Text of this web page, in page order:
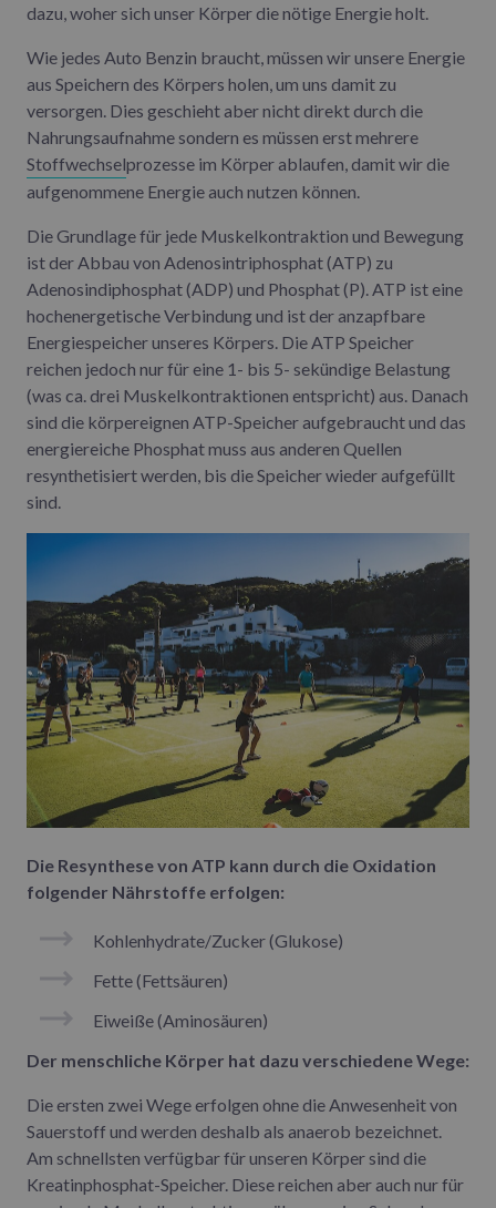
dazu, woher sich unser Körper die nötige Energie holt.
Wie jedes Auto Benzin braucht, müssen wir unsere Energie
aus Speichern des Körpers holen, um uns damit zu
versorgen. Dies geschieht aber nicht direkt durch die
Nahrungsaufnahme sondern es müssen erst mehrere
Stoffwechselprozesse im Körper ablaufen, damit wir die
aufgenommene Energie auch nutzen können.
Die Grundlage für jede Muskelkontraktion und Bewegung
ist der Abbau von Adenosintriphosphat (ATP) zu
Adenosindiphosphat (ADP) und Phosphat (P). ATP ist eine
hochenergetische Verbindung und ist der anzapfbare
Energiespeicher unseres Körpers. Die ATP Speicher
reichen jedoch nur für eine 1- bis 5- sekündige Belastung
(was ca. drei Muskelkontraktionen entspricht) aus. Danach
sind die körpereignen ATP-Speicher aufgebraucht und das
energiereiche Phosphat muss aus anderen Quellen
resynthetisiert werden, bis die Speicher wieder aufgefüllt
sind.
Die Resynthese von ATP kann durch die Oxidation
folgender Nährstoffe erfolgen:
Kohlenhydrate/Zucker (Glukose)
Fette (Fettsäuren)
Eiweiße (Aminosäuren)
Der menschliche Körper hat dazu verschiedene Wege:
Die ersten zwei Wege erfolgen ohne die Anwesenheit von
Sauerstoff und werden deshalb als anaerob bezeichnet.
Am schnellsten verfügbar für unseren Körper sind die
Kreatinphosphat-Speicher. Diese reichen aber auch nur für